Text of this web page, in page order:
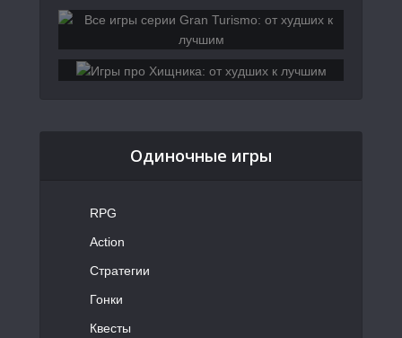
Одиночные игры
RPG
Action
Стратегии
Гонки
Квесты